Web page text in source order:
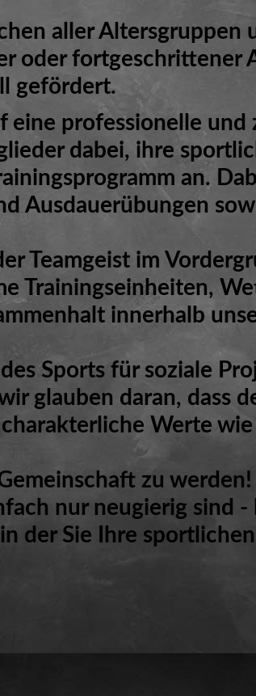
aller Altersgruppen
oder fortgeschrittener
gefördert.
eine professionelle und
dabei, ihre
an.
Ausdauerübungen
Teamgeist im
Trainingseinheiten,
innerhalb
Sports für soziale
glauben daran, dass
Werte
zu werden!
nur neugierig sind -
der Sie Ihre